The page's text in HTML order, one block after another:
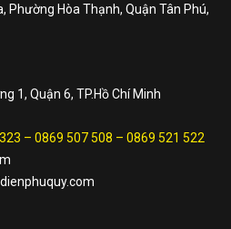
Phường Hòa Thạnh, Quận Tân Phú,
1, Quận 6, TP.Hồ Chí Minh
– 0869 507 508 – 0869 521 522